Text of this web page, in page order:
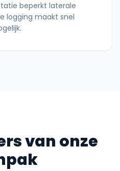
beperkt laterale
logging maakt snel
van onze